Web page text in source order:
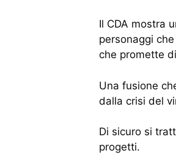
Il CDA mostra
personaggi
che promette
Una fusione
dalla crisi del
Di sicuro si
progetti.